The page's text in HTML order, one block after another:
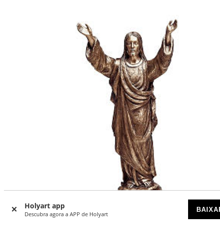
Holyart app
Descubra agora a APP de Holyart